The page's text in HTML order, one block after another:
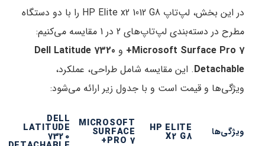
در این بخش، لپ‌تاپ HP Elite x2 1012 G8 را با دو دستگاه
مطرح در دسته‌بندی لپ‌تاپ‌های 2 در 1 مقایسه می‌کنیم:
Microsoft Surface Pro 7+
و Dell Latitude 7320
Detachable. این مقایسه شامل طراحی، عملکرد،
ویژگی‌ها و قیمت است و با جدول زیر ارائه می‌شود:
ویژگی‌ها HP ELITE
X2 G8
MICROSOFT
SURFACE
PRO 7+
DELL
LATITUDE
7320